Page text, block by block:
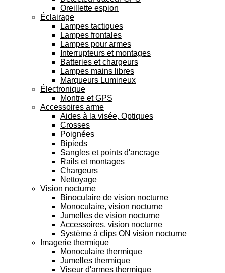
Oreillette espion
Éclairage
Lampes tactiques
Lampes frontales
Lampes pour armes
Interrupteurs et montages
Batteries et chargeurs
Lampes mains libres
Marqueurs Lumineux
Électronique
Montre et GPS
Accessoires arme
Aides à la visée, Optiques
Crosses
Poignées
Bipieds
Sangles et points d'ancrage
Rails et montages
Chargeurs
Nettoyage
Vision nocturne
Binoculaire de vision nocturne
Monoculaire, vision nocturne
Jumelles de vision nocturne
Accessoires, vision nocturne
Système à clips ON vision nocturne
Imagerie thermique
Monoculaire thermique
Jumelles thermique
Viseur d'armes thermique